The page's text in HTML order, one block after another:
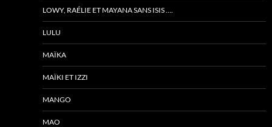
LOWY, RAÉLIE ET MAYANA SANS ISIS ….
LULU
MAÏKA
MAÏKI ET IZZI
MANGO
MAO